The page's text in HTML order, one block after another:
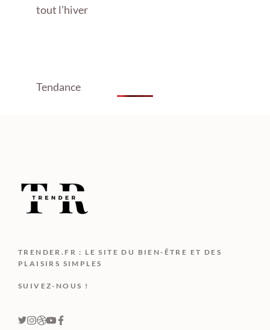
tout l’hiver
Tendance
TRENDER.FR : LE SITE DU BIEN-ÊTRE ET DES
PLAISIRS SIMPLES
SUIVEZ-NOUS !